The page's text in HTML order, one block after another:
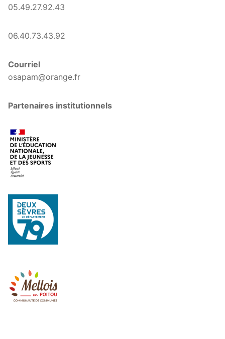
05.49.27.92.43
06.40.73.43.92
Courriel
osapam@orange.fr
Partenaires institutionnels